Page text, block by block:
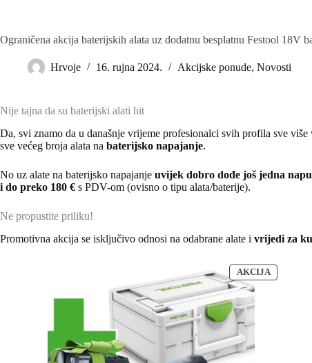
Ograničena akcija baterijskih alata uz dodatnu besplatnu Festool 18V
Hrvoje 16. rujna 2024. Akcijske ponude, Novosti
Nije tajna da su baterijski alati hit
Da, svi znamo da u današnje vrijeme profesionalci svih profila sve
sve većeg broja alata na baterijsko napajanje.
No uz alate na baterijsko napajanje uvijek dobro dođe još jedna
i do preko 180 € s PDV-om (ovisno o tipu alata/baterije).
Ne propustite priliku!
Promotivna akcija se isključivo odnosi na odabrane alate i vrijedi za
AKCIJAPROIZVOD
NA